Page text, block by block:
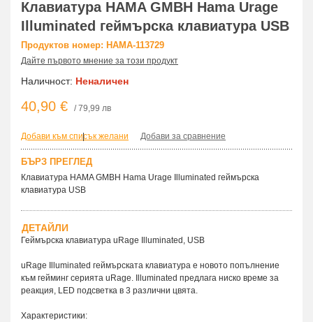
Клавиатура HAMA GMBH Hama Urage
Illuminated геймърска клавиатура USB
Продуктов номер: HAMA-113729
Дайте първото мнение за този продукт
Наличност: Неналичен
40,90 € / 79,99 лв
Добави към списък желани
| Добави за сравнение
БЪРЗ ПРЕГЛЕД
Клавиатура HAMA GMBH Hama Urage Illuminated геймърска
клавиатура USB
ДЕТАЙЛИ
Геймърска клавиатура uRage Illuminated, USB
uRage Illuminated геймърската клавиатура е новото попълнение
към гейминг серията uRage. Illuminated предлага ниско време за
реакция, LED подсветка в 3 различни цвята.
Характеристики: